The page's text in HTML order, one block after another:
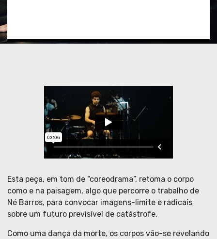
Esta peça, em tom de “coreodrama”, retoma o corpo
como e na paisagem, algo que percorre o trabalho de
Né Barros, para convocar imagens-limite e radicais
sobre um futuro previsível de catástrofe.
Como uma dança da morte, os corpos vão-se revelando